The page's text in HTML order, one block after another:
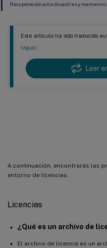
Este artículo ha sido traducido
legal)
Leer
A continuación, encontrarás las
entorno de licencias.
Licencias
¿Qué es un archivo de
El archivo de licencia es un
Recuperación ante desastres y